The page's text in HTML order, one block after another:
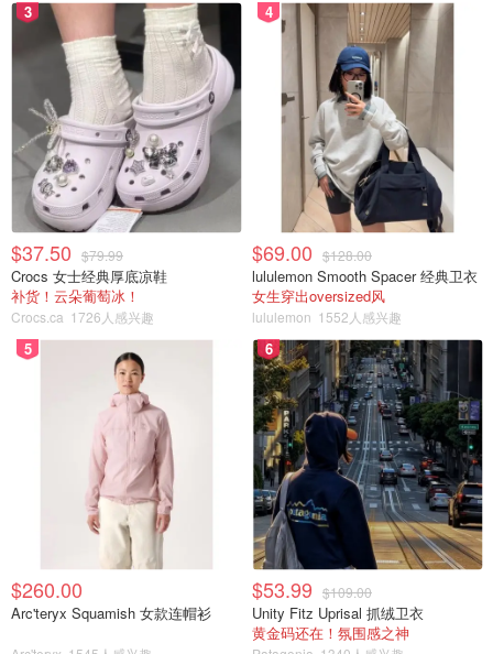
3
$37.50 $79.99
Crocs 女士经典厚底凉鞋
补货！云朵葡萄冰！
Crocs.ca 1726人感兴趣
4
$69.00 $128.00
lululemon Smooth Spacer 经典卫衣
女生穿出oversized风
lululemon 1552人感兴趣
5
$260.00
Arc'teryx Squamish 女款连帽衫
6
$53.99 $109.00
Unity Fitz Uprisal 抓绒卫衣
黄金码还在！氛围感之神